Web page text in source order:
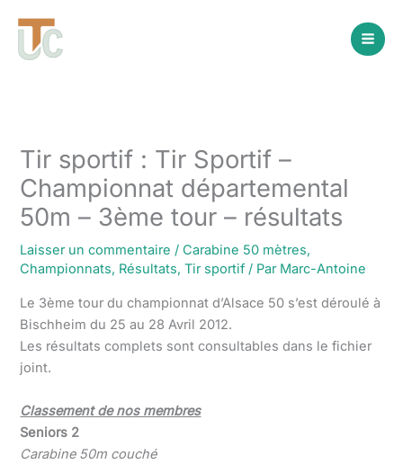
contenu
Tir sportif : Tir Sportif –
Championnat départemental
50m – 3ème tour – résultats
Laisser un commentaire / Carabine 50 mètres,
Championnats, Résultats,Tir sportif / Par Marc-Antoine
Le 3ème tour du championnat d’Alsace 50 s’est déroulé à
Bischheim du 25 au 28 Avril 2012.
Les résultats complets sont consultables dans le fichier
joint.
Classement de nos membres
Seniors 2
Carabine 50m couché